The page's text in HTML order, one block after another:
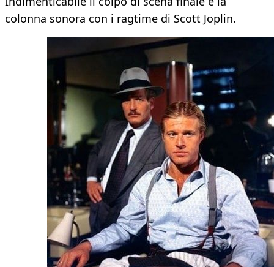
colonna sonora con i ragtime di Scott Joplin.